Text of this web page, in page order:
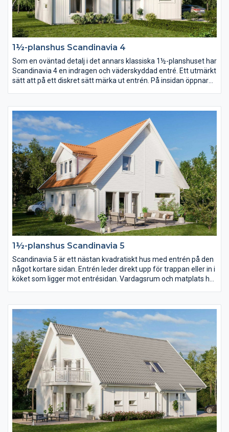
1½-planshus Scandinavia 4
Som en oväntad detalj i det annars klassiska 1½-planshuset har
Scandinavia 4 en indragen och väderskyddad entré. Ett utmärkt
sätt att på ett diskret sätt märka ut entrén. På insidan öppnar
Föräldrasovrummet placerar ni lika gärna på bottenvåningen
som en trappa upp.
1½-planshus Scandinavia 5
Scandinavia 5 är ett nästan kvadratiskt hus med entrén på den
något kortare sidan. Entrén leder direkt upp för trappan eller in i
köket som ligger mot entrésidan. Vardagsrum och matplats har
väl tilltaget allrum för hela familjen.